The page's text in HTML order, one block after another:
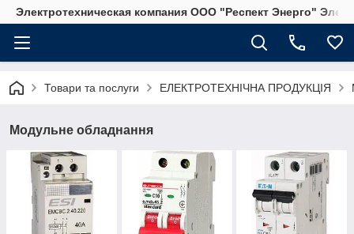
Электротехническая компания ООО "Респект Энерго"
Товари та послуги ЕЛЕКТРОТЕХНІЧНА ПРОДУКЦІЯ
Модульне обладнання